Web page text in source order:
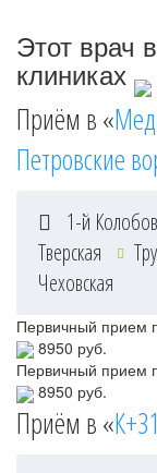
Этот врач
клиниках
Приём в «
Петровские
1-й
Тверская
Чеховская
Первичный прием
8950 руб.
Первичный прием
8950 руб.
Приём в «